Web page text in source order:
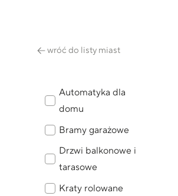
wróć do listy miast
Automatyka dla
domu
Bramy garażowe
Drzwi balkonowe i
tarasowe
Kraty rolowane